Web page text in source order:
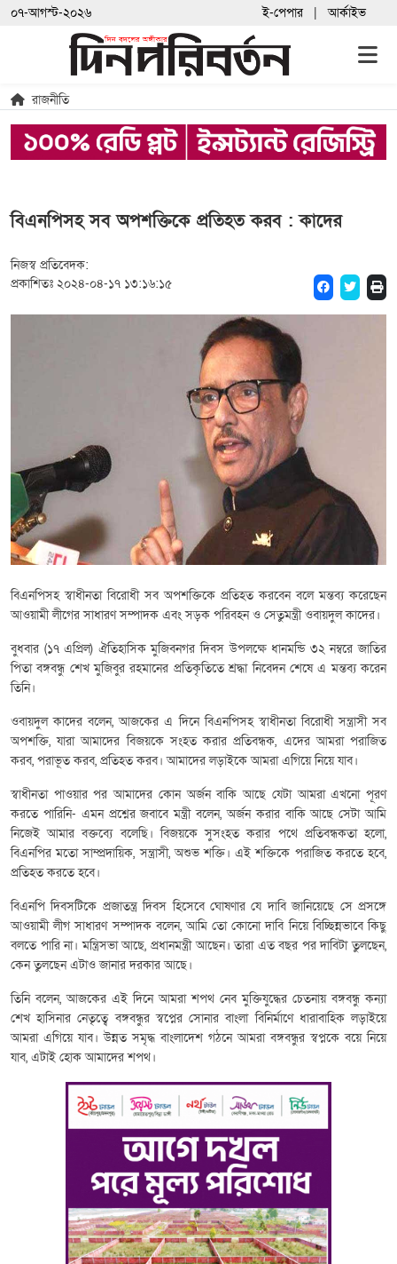
০৭-আগস্ট-২০২৬ ই-পেপার আর্কাইভ
রাজনীতি
বিএনপিসহ সব অপশক্তিকে প্রতিহত করব : কাদের
নিজস্ব প্রতিবেদক:
প্রকাশিতঃ ২০২৪-০৪-১৭ ১৩:১৬:১৫
বিএনপিসহ স্বাধীনতা বিরোধী সব অপশক্তিকে প্রতিহত করবেন বলে মন্তব্য করেছেন
আওয়ামী লীগের সাধারণ সম্পাদক এবং সড়ক পরিবহন ও সেতুমন্ত্রী ওবায়দুল কাদের।
বুধবার (১৭ এপ্রিল) ঐতিহাসিক মুজিবনগর দিবস উপলক্ষে ধানমন্ডি ৩২ নম্বরে জাতির
পিতা বঙ্গবন্ধু শেখ মুজিবুর রহমানের প্রতিকৃতিতে শ্রদ্ধা নিবেদন শেষে এ মন্তব্য করেন
তিনি।
ওবায়দুল কাদের বলেন, আজকের এ দিনে বিএনপিসহ স্বাধীনতা বিরোধী সন্ত্রাসী সব
অপশক্তি, যারা আমাদের বিজয়কে সংহত করার প্রতিবন্ধক, এদের আমরা পরাজিত
করব, পরাভূত করব, প্রতিহত করব। আমাদের লড়াইকে আমরা এগিয়ে নিয়ে যাব।
স্বাধীনতা পাওয়ার পর আমাদের কোন অর্জন বাকি আছে যেটা আমরা এখনো পূরণ
করতে পারিনি- এমন প্রশ্নের জবাবে মন্ত্রী বলেন, অর্জন করার বাকি আছে সেটা আমি
নিজেই আমার বক্তব্যে বলেছি। বিজয়কে সুসংহত করার পথে প্রতিবন্ধকতা হলো,
বিএনপির মতো সাম্প্রদায়িক, সন্ত্রাসী, অশুভ শক্তি। এই শক্তিকে পরাজিত করতে হবে,
প্রতিহত করতে হবে।
বিএনপি দিবসটিকে প্রজাতন্ত্র দিবস হিসেবে ঘোষণার যে দাবি জানিয়েছে সে প্রসঙ্গে
আওয়ামী লীগ সাধারণ সম্পাদক বলেন, আমি তো কোনো দাবি নিয়ে বিচ্ছিন্নভাবে কিছু
বলতে পারি না। মন্ত্রিসভা আছে, প্রধানমন্ত্রী আছেন। তারা এত বছর পর দাবিটা তুলছেন,
কেন তুলছেন এটাও জানার দরকার আছে।
তিনি বলেন, আজকের এই দিনে আমরা শপথ নেব মুক্তিযুদ্ধের চেতনায় বঙ্গবন্ধু কন্যা
শেখ হাসিনার নেতৃত্বে বঙ্গবন্ধুর স্বপ্নের সোনার বাংলা বিনির্মাণে ধারাবাহিক লড়াইয়ে
আমরা এগিয়ে যাব। উন্নত সমৃদ্ধ বাংলাদেশ গঠনে আমরা বঙ্গবন্ধুর স্বপ্নকে বয়ে নিয়ে
যাব, এটাই হোক আমাদের শপথ।